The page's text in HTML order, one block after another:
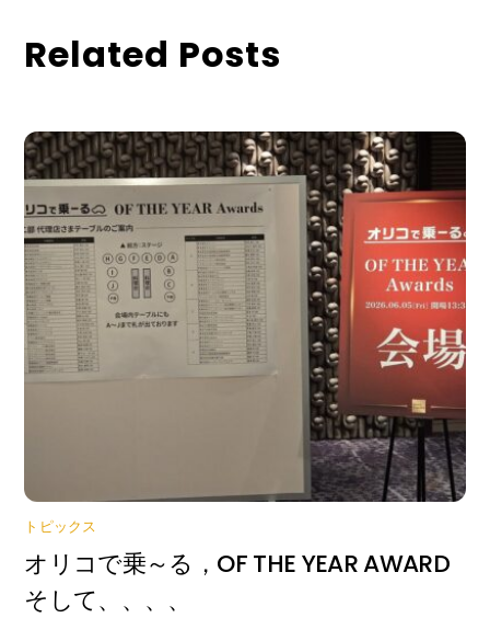
Related Posts
トピックス
オリコで乗～る，OF THE YEAR AWARD
そして、、、、